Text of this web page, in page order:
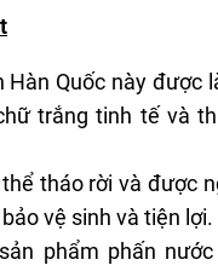
Hàn Quốc này được
trắng tinh tế và
tháo rời và được
vệ sinh và tiện lợi.
phẩm phấn